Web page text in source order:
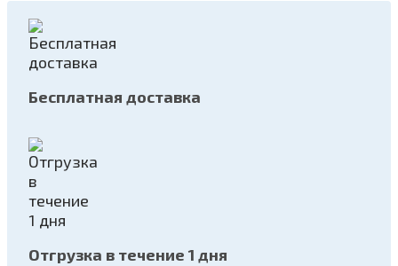
Бесплатная доставка
Отгрузка в течение 1 дня